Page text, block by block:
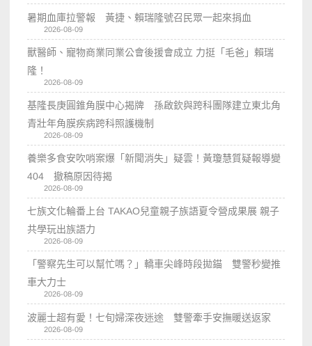
暑期血庫拉警報 黃捷、賴瑞隆號召民眾一起來捐血
2026-08-09
獸醫師、寵物商業同業公會後援會成立 力挺「毛爸」賴瑞
隆！
2026-08-09
基隆長庚圓錐角膜中心揭牌 孫啟欽與跨科團隊建立東北角
青壯年角膜疾病跨科照護機制
2026-08-09
養樂多食安吹哨案爆「新聞消失」疑雲！黃瓊慧質疑報導變
404 撤稿原因待揭
2026-08-09
七族文化輪番上台 TAKAO兒童親子族語夏令營成果展 親子
共學玩出族語力
2026-08-09
「警察先生可以幫忙嗎？」轎車尖峰時段拋錨 雙警秒變推
車大力士
2026-08-09
波麗士超有愛！七旬婦深夜迷途 雙警牽手安撫暖送返家
2026-08-09